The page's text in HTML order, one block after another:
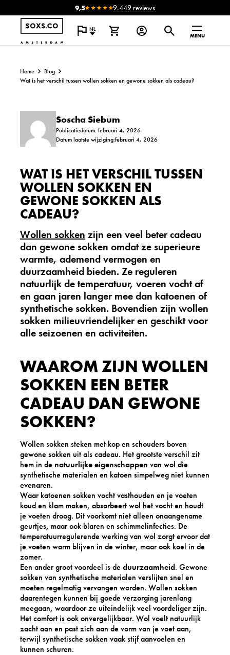
9,5 9.449 reviews
NL
MENU
Home
Blog
Wat is het verschil tussen wollen sokken en gewone sokken als cadeau?
Soscha Siebum
Publicatiedatum: februari 4, 2026
Datum laatste wijziging:februari 4, 2026
WAT IS HET VERSCHIL TUSSEN
WOLLEN SOKKEN EN
GEWONE SOKKEN ALS
CADEAU?
Wollen sokken zijn een veel beter cadeau
dan gewone sokken omdat ze superieure
warmte, ademend vermogen en
duurzaamheid bieden. Ze reguleren
natuurlijk de temperatuur, voeren vocht af
en gaan jaren langer mee dan katoenen of
synthetische sokken. Bovendien zijn wollen
sokken milieuvriendelijker en geschikt voor
alle seizoenen en activiteiten.
WAAROM ZIJN WOLLEN
SOKKEN EEN BETER
CADEAU DAN GEWONE
SOKKEN?
Wollen sokken steken met kop en schouders boven
gewone sokken uit als cadeau. Het grootste verschil zit
hem in de natuurlijke eigenschappen van wol die
synthetische materialen en katoen simpelweg niet kunnen
evenaren.
Waar katoenen sokken vocht vasthouden en je voeten
koud en klam maken, absorbeert wol het vocht en houdt
je voeten droog. Dit voorkomt niet alleen onaangename
geurtjes, maar ook blaren en schimmelinfecties. De
temperatuurregulerende werking van wol zorgt ervoor dat
je voeten warm blijven in de winter, maar ook koel in de
zomer.
Een ander groot voordeel is de duurzaamheid. Gewone
sokken van synthetische materialen verslijten snel en
moeten regelmatig vervangen worden. Wollen sokken
daarentegen kunnen bij goede verzorging jarenlang
meegaan, waardoor ze uiteindelijk veel voordeliger zijn.
Het comfort is ook onvergelijkbaar. Wol voelt natuurlijk
zacht aan en past zich aan de vorm van je voet aan,
terwijl synthetische sokken vaak stijf aanvoelen en
kunnen schuren.